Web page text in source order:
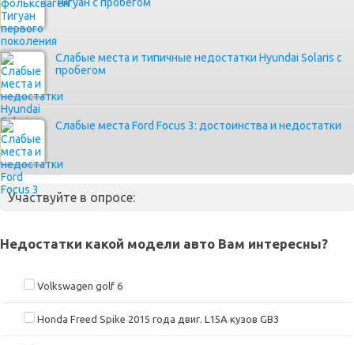
Тигуан с пробегом
Слабые места и типичные недостатки Hyundai Solaris с
пробегом
Слабые места Ford Focus 3: достоинства и недостатки
Участвуйте в опросе:
Недостатки какой модели авто Вам интересны?
Volkswagen golf 6
Honda Freed Spike 2015 года двиг. L15A кузов GB3